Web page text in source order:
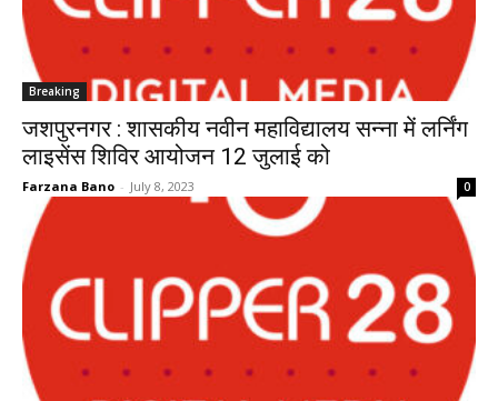
Breaking
जशपुरनगर : शासकीय नवीन महाविद्यालय सन्ना में लर्निंग
लाइसेंस शिविर आयोजन 12 जुलाई को
Farzana Bano - July 8, 2023 0